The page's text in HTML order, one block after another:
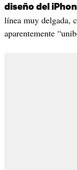
diseño del
línea muy delgada,
aparentemente